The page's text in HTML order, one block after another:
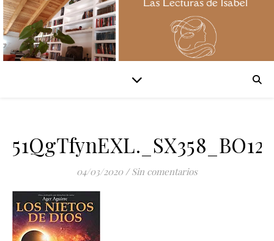
04/03/2020 / Sin comentarios